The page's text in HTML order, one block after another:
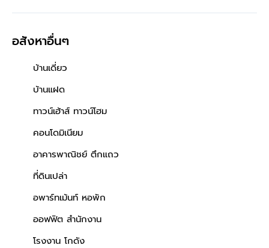
อสังหาอื่นๆ
บ้านเดี่ยว
บ้านแฝด
ทาวน์เฮ้าส์ ทาวน์โฮม
คอนโดมิเนียม
อาคารพาณิชย์ ตึกแถว
ที่ดินเปล่า
อพาร์ทเม้นท์ หอพัก
ออฟฟิต สำนักงาน
โรงงาน โกดัง